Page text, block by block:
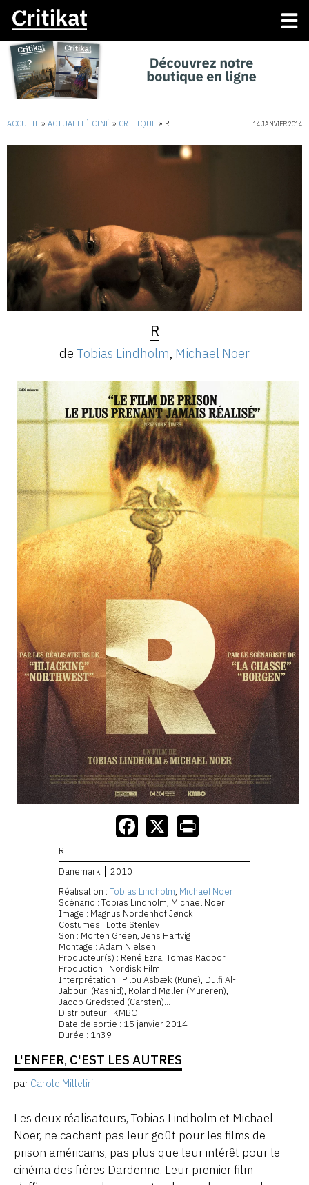
ACCUEIL » ACTUALITÉ CINÉ » CRITIQUE » R 14 JANVIER 2014
R
de Tobias Lindholm, Michael Noer
R
Danemark
2010
Réalisation : Tobias Lindholm, Michael Noer
Scénario : Tobias Lindholm, Michael Noer
Image : Magnus Nordenhof Jønck
Costumes : Lotte Stenlev
Son : Morten Green, Jens Hartvig
Montage : Adam Nielsen
Producteur(s) : René Ezra, Tomas Radoor
Production : Nordisk Film
Interprétation : Pilou Asbæk (Rune), Dulfi Al-
Jabouri (Rashid), Roland Møller (Mureren),
Jacob Gredsted (Carsten)...
Distributeur : KMBO
Date de sortie : 15 janvier 2014
Durée : 1h39
L'ENFER, C'EST LES AUTRES
par Carole Milleliri
Les deux réalisateurs, Tobias Lindholm et Michael
Noer, ne cachent pas leur goût pour les films de
prison américains, pas plus que leur intérêt pour le
cinéma des frères Dardenne. Leur premier film